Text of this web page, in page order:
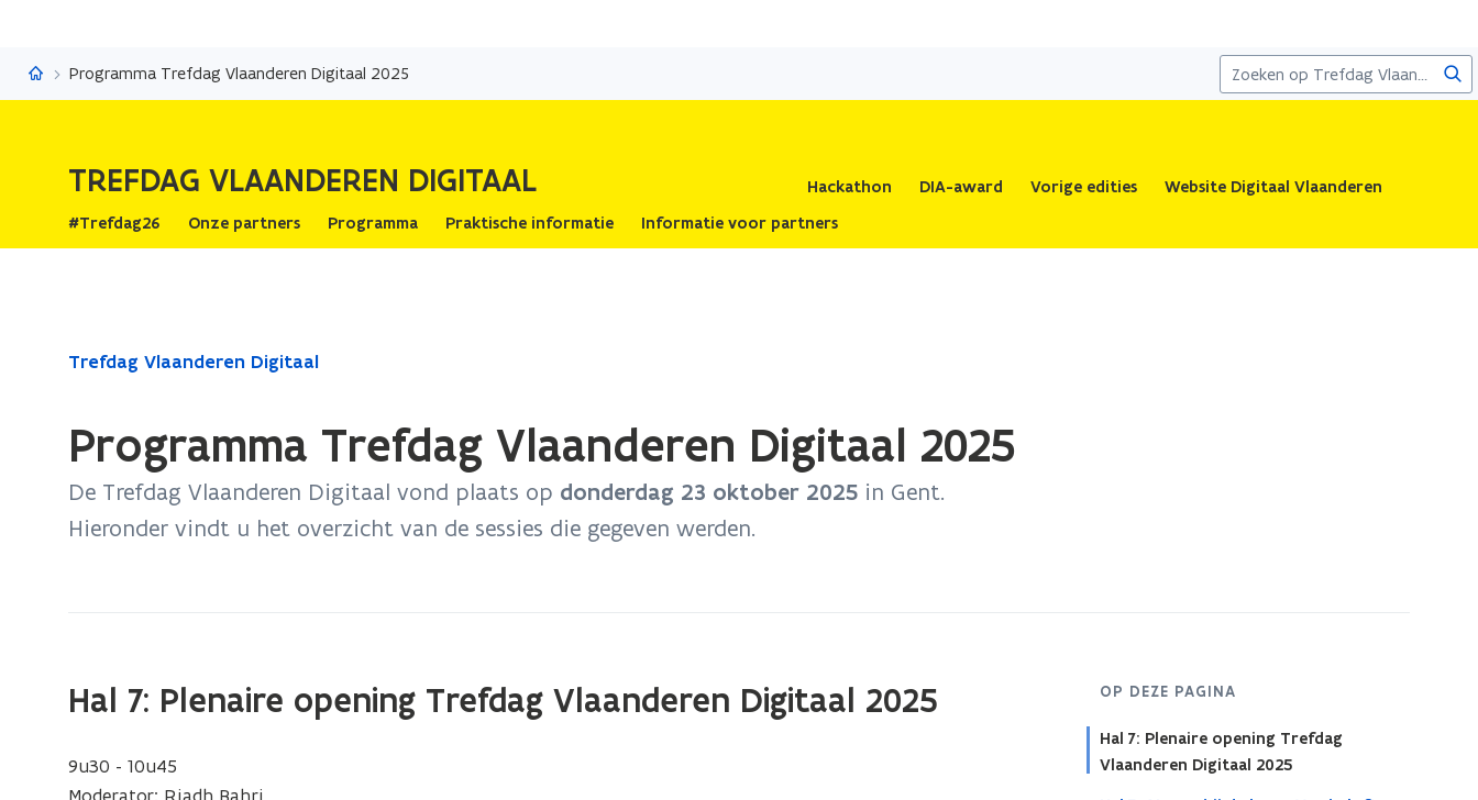
naar
Trefdag Vlaanderen Digitaal
Programma Trefdag Vlaanderen Digitaal 2025
TREFDAG VLAANDEREN DIGITAAL Hackathon DIA-award Vorige edities
Website Digitaal Vlaanderen
#Trefdag26
Onze partners Programma Praktische informatie Informatie voor partners
Gedaan
bevindt
2025
Trefdag Vlaanderen Digitaal
Programma Trefdag Vlaanderen Digitaal 2025
De Trefdag Vlaanderen Digitaal vond plaats op donderdag 23 oktober 2025 in Gent.
Hieronder vindt u het overzicht van de sessies die gegeven werden.
OP DEZE PAGINA
Hal 7: Plenaire opening Trefdag
Vlaanderen Digitaal 2025
Hal 7: Plenaire opening Trefdag Vlaanderen Digitaal 2025
9u30 - 10u45